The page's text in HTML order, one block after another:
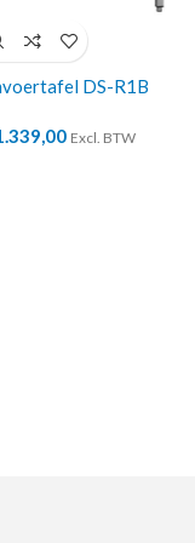
DS-R1B
Excl. BTW